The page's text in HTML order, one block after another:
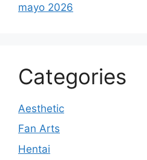
mayo 2026
Categories
Aesthetic
Fan Arts
Hentai